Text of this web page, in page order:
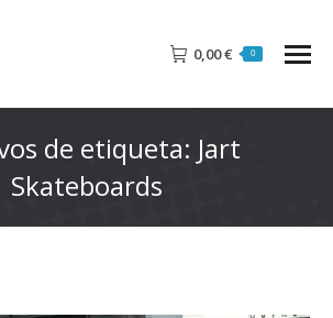
0,00€ 0
de etiqueta: Jart
Skateboards